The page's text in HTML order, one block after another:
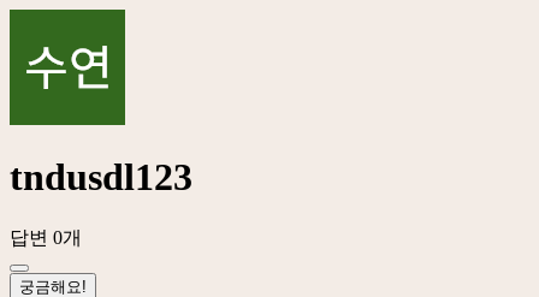
tndusdl123
답변 0개
궁금해요!